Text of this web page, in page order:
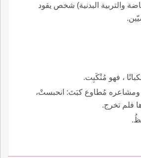
والتربية البدنية) شخص يقود
، فهو مُنْكَبِت.
ومشاعره مُطاوع كبَتَ: انحبستْ،
فلم تخرج.